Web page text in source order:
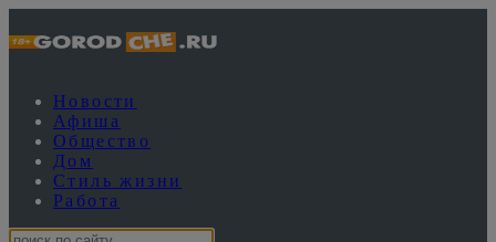
Новости
Афиша
Общество
Дом
Стиль жизни
Работа